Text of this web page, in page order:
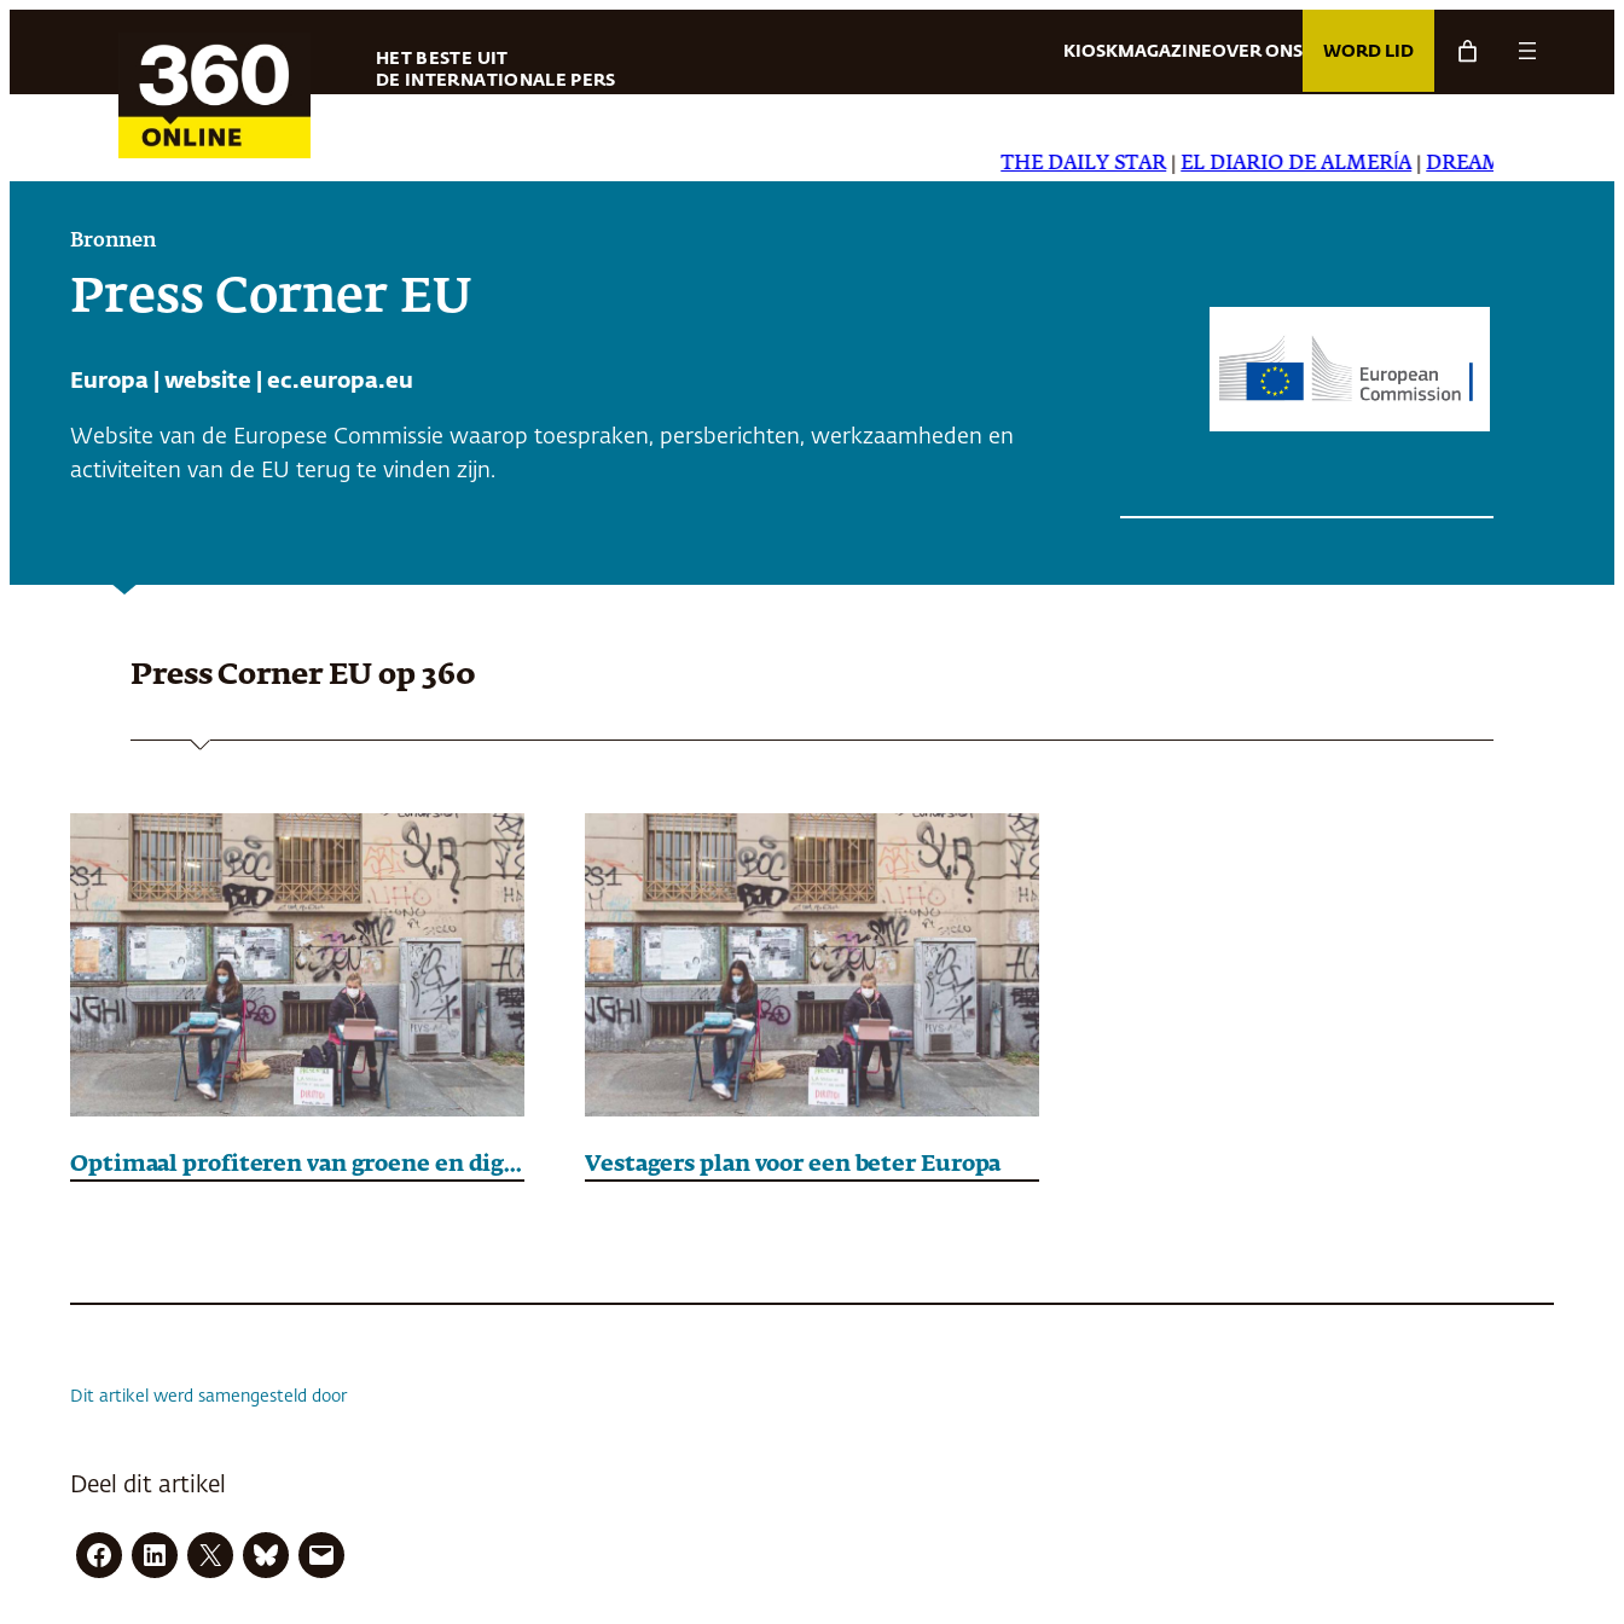
HET BESTE UIT
DE INTERNATIONALE PERS
KIOSK MAGAZINEOVER ONS WORD LID
THE DAILY STAR|EL DIARIO DE ALMERÍA|DREAMING IN
Bronnen
Press Corner EU
Europa | website | ec.europa.eu
Website van de Europese Commissie waarop toespraken, persberichten, werkzaamheden en
activiteiten van de EU terug te vinden zijn.
Press Corner EU op 360
Optimaal profiteren van groene en digitale transitie Vestagers plan voor een beter Europa
Dit artikel werd samengesteld door
Deel dit artikel